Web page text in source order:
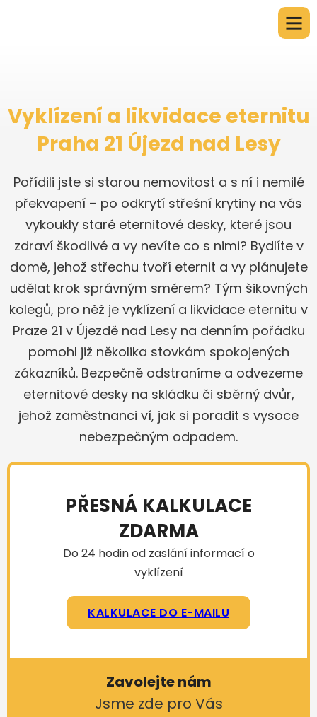
Vyklízení a likvidace eternitu
Praha 21 Újezd nad Lesy
Pořídili jste si starou nemovitost a s ní i nemilé
překvapení – po odkrytí střešní krytiny na vás
vykoukly staré eternitové desky, které jsou
zdraví škodlivé a vy nevíte co s nimi? Bydlíte v
domě, jehož střechu tvoří eternit a vy plánujete
udělat krok správným směrem? Tým šikovných
kolegů, pro něž je vyklízení a likvidace eternitu v
Praze 21 v Újezdě nad Lesy na denním pořádku
pomohl již několika stovkám spokojených
zákazníků. Bezpečně odstraníme a odvezeme
eternitové desky na skládku či sběrný dvůr,
jehož zaměstnanci ví, jak si poradit s vysoce
nebezpečným odpadem.
PŘESNÁ KALKULACE
ZDARMA
Do 24 hodin od zaslání informací o
vyklízení
KALKULACE DO E-MAILU
Zavolejte nám
Jsme zde pro Vás